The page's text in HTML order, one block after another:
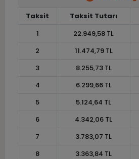
Taksit Taksit Tutarı
1
22.949,58 TL
2
11.474,79 TL
3
8.255,73 TL
4
6.299,66 TL
5
5.124,64 TL
6
4.342,06 TL
7
3.783,07 TL
8
3.363,84 TL